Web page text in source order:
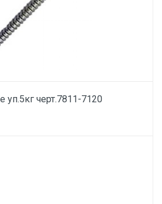
черт.7811-7120